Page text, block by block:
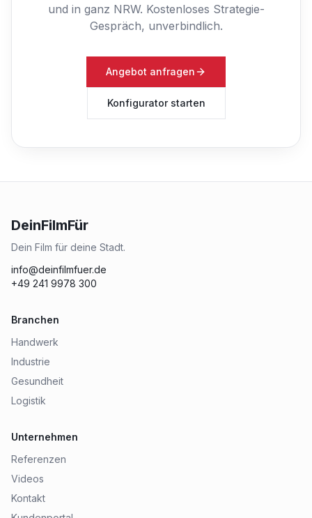
und in ganz NRW. Kostenloses Strategie-
Gespräch, unverbindlich.
Angebot anfragen
Konfigurator starten
DeinFilmFür
Dein Film für deine Stadt.
info@deinfilmfuer.de
+49 241 9978 300
Branchen
Handwerk
Industrie
Gesundheit
Logistik
Unternehmen
Referenzen
Videos
Kontakt